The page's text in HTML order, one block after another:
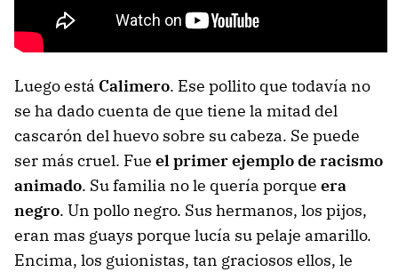
Luego está Calimero. Ese pollito que todavía no
se ha dado cuenta de que tiene la mitad del
cascarón del huevo sobre su cabeza. Se puede
ser más cruel. Fue el primer ejemplo de racismo
animado. Su familia no le quería porque era
negro. Un pollo negro. Sus hermanos, los pijos,
eran mas guays porque lucía su pelaje amarillo.
Encima, los guionistas, tan graciosos ellos, le